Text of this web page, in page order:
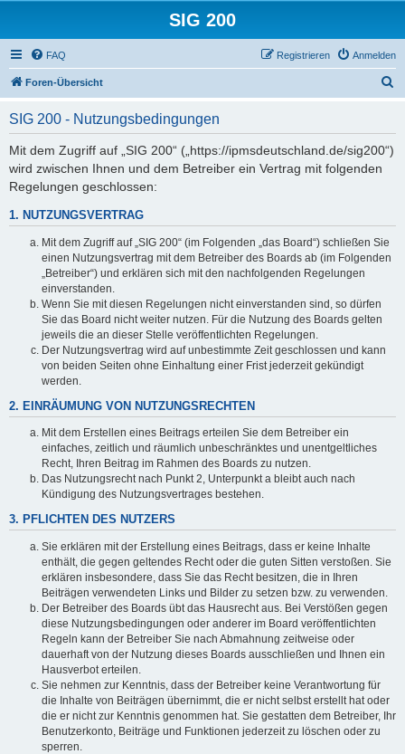
SIG 200
FAQ Anmelden
Registrieren
Foren-Übersicht
SIG 200 - Nutzungsbedingungen
Mit dem Zugriff auf „SIG 200“ („https://ipmsdeutschland.de/sig200“)
wird zwischen Ihnen und dem Betreiber ein Vertrag mit folgenden
Regelungen geschlossen:
1. NUTZUNGSVERTRAG
Mit dem Zugriff auf „SIG 200“ (im Folgenden „das Board“) schließen Sie
einen Nutzungsvertrag mit dem Betreiber des Boards ab (im Folgenden
„Betreiber“) und erklären sich mit den nachfolgenden Regelungen
einverstanden.
Wenn Sie mit diesen Regelungen nicht einverstanden sind, so dürfen
Sie das Board nicht weiter nutzen. Für die Nutzung des Boards gelten
jeweils die an dieser Stelle veröffentlichten Regelungen.
Der Nutzungsvertrag wird auf unbestimmte Zeit geschlossen und kann
von beiden Seiten ohne Einhaltung einer Frist jederzeit gekündigt
werden.
2. EINRÄUMUNG VON NUTZUNGSRECHTEN
Mit dem Erstellen eines Beitrags erteilen Sie dem Betreiber ein
einfaches, zeitlich und räumlich unbeschränktes und unentgeltliches
Recht, Ihren Beitrag im Rahmen des Boards zu nutzen.
Das Nutzungsrecht nach Punkt 2, Unterpunkt a bleibt auch nach
Kündigung des Nutzungsvertrages bestehen.
3. PFLICHTEN DES NUTZERS
Sie erklären mit der Erstellung eines Beitrags, dass er keine Inhalte
enthält, die gegen geltendes Recht oder die guten Sitten verstoßen. Sie
erklären insbesondere, dass Sie das Recht besitzen, die in Ihren
Beiträgen verwendeten Links und Bilder zu setzen bzw. zu verwenden.
Der Betreiber des Boards übt das Hausrecht aus. Bei Verstößen gegen
diese Nutzungsbedingungen oder anderer im Board veröffentlichten
Regeln kann der Betreiber Sie nach Abmahnung zeitweise oder
dauerhaft von der Nutzung dieses Boards ausschließen und Ihnen ein
Hausverbot erteilen.
Sie nehmen zur Kenntnis, dass der Betreiber keine Verantwortung für
die Inhalte von Beiträgen übernimmt, die er nicht selbst erstellt hat oder
die er nicht zur Kenntnis genommen hat. Sie gestatten dem Betreiber, Ihr
Benutzerkonto, Beiträge und Funktionen jederzeit zu löschen oder zu
sperren.